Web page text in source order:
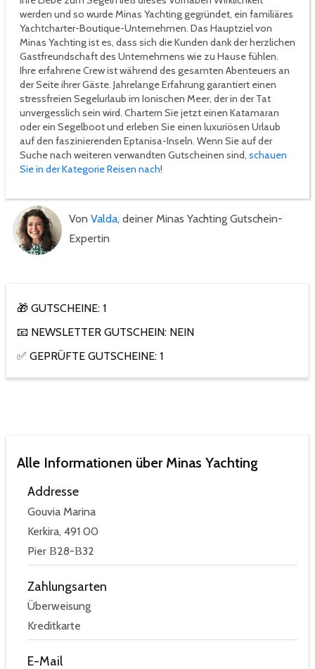
werden und so wurde Minas Yachting gegründet, ein familiäres
Yachtcharter-Boutique-Unternehmen. Das Hauptziel von
Minas Yachting ist es, dass sich die Kunden dank der herzlichen
Gastfreundschaft des Unternehmens wie zu Hause fühlen.
Ihre erfahrene Crew ist während des gesamten Abenteuers an
der Seite ihrer Gäste. Jahrelange Erfahrung garantiert einen
stressfreien Segelurlaub im Ionischen Meer, der in der Tat
unvergesslich sein wird. Chartern Sie jetzt einen Katamaran
oder ein Segelboot und erleben Sie einen luxuriösen Urlaub
auf den faszinierenden Eptanisa-Inseln. Wenn Sie auf der
Suche nach weiteren verwandten Gutscheinen sind, schauen
Sie in der Kategorie Reisen nach!
Von Valda, deiner Minas Yachting Gutschein-
Expertin
🎁 GUTSCHEINE: 1
📧 NEWSLETTER GUTSCHEIN: NEIN
✅ GEPRÜFTE GUTSCHEINE: 1
Alle Informationen über Minas Yachting
Addresse
Gouvia Marina
Kerkira, 491 00
Pier Β28-Β32
Zahlungsarten
Überweisung
Kreditkarte
E-Mail